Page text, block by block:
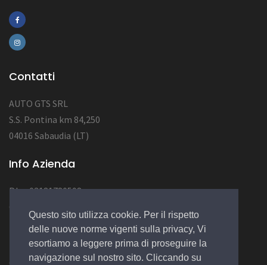
Questo sito utilizza cookie. Per il rispetto
delle nuove norme vigenti sulla privacy, Vi
esortiamo a leggere prima di proseguire la
navigazione sul nostro sito. Cliccando su
Contatti
AUTO GTS SRL
S.S. Pontina km 84,250
04016 Sabaudia (LT)
Info Azienda
P.Iva 03181780598
NUM REA LT123456
© 2022 Design by EGSoft